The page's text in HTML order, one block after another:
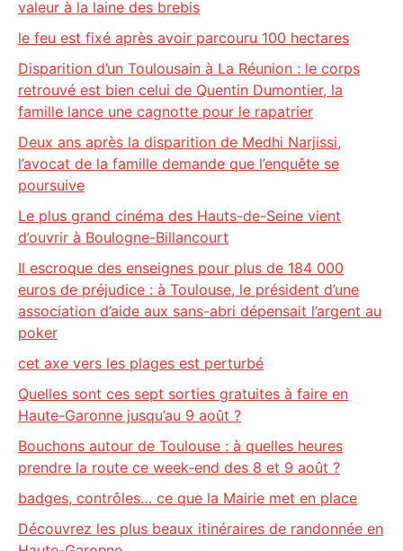
valeur à la laine des brebis
le feu est fixé après avoir parcouru 100 hectares
Disparition d’un Toulousain à La Réunion : le corps
retrouvé est bien celui de Quentin Dumontier, la
famille lance une cagnotte pour le rapatrier
Deux ans après la disparition de Medhi Narjissi,
l’avocat de la famille demande que l’enquête se
poursuive
Le plus grand cinéma des Hauts-de-Seine vient
d’ouvrir à Boulogne-Billancourt
Il escroque des enseignes pour plus de 184 000
euros de préjudice : à Toulouse, le président d’une
association d’aide aux sans-abri dépensait l’argent au
poker
cet axe vers les plages est perturbé
Quelles sont ces sept sorties gratuites à faire en
Haute-Garonne jusqu’au 9 août ?
Bouchons autour de Toulouse : à quelles heures
prendre la route ce week-end des 8 et 9 août ?
badges, contrôles… ce que la Mairie met en place
Découvrez les plus beaux itinéraires de randonnée en